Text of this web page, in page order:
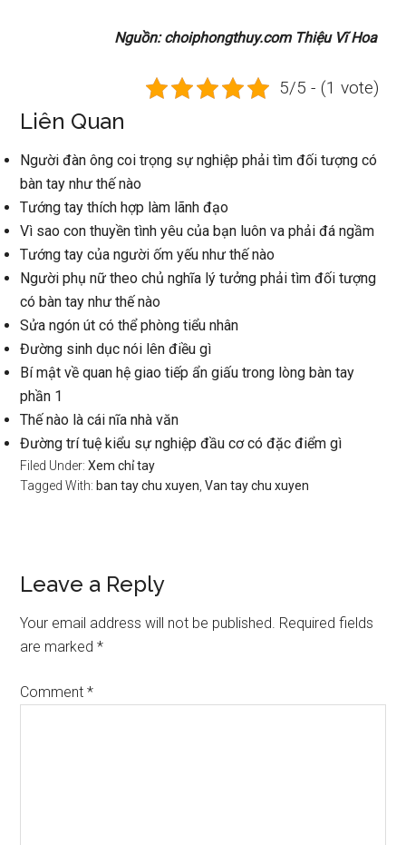
Nguồn: choiphongthuy.com Thiệu Vĩ Hoa
5/5 - (1 vote)
Liên Quan
Người đàn ông coi trọng sự nghiệp phải tìm đối tượng có
bàn tay như thế nào
Tướng tay thích hợp làm lãnh đạo
Vì sao con thuyền tình yêu của bạn luôn va phải đá ngầm
Tướng tay của người ốm yếu như thế nào
Người phụ nữ theo chủ nghĩa lý tưởng phải tìm đối tượng
có bàn tay như thế nào
Sửa ngón út có thể phòng tiểu nhân
Đường sinh dục nói lên điều gì
Bí mật về quan hệ giao tiếp ẩn giấu trong lòng bàn tay
phần 1
Thế nào là cái nĩa nhà văn
Đường trí tuệ kiểu sự nghiệp đầu cơ có đặc điểm gì
Filed Under:Xem chỉ tay
Tagged With: ban tay chu xuyen ,Van tay chu xuyen
Reader
Interactions
Leave a Reply
Your email address will not be published. Required fields
are marked*
Comment*